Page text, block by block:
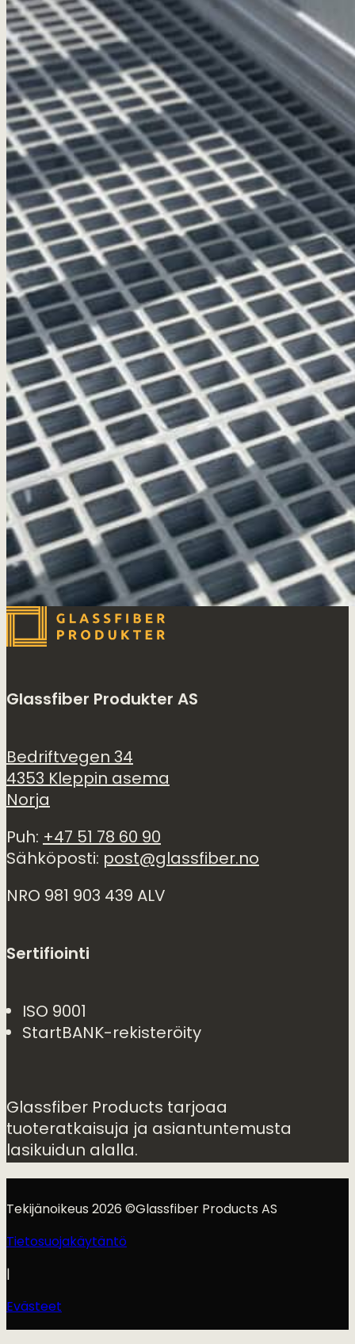
Glassfiber Produkter AS
Bedriftvegen 34
4353 Kleppin asema
Norja
Puh:+47 51 78 60 90
Sähköposti: post@glassfiber.no
NRO 981 903 439 ALV
Sertifiointi
ISO 9001
StartBANK-rekisteröity
Glassfiber Products tarjoaa
tuoteratkaisuja ja asiantuntemusta
lasikuidun alalla.
Tekijänoikeus 2026 ©Glassfiber Products AS
Tietosuojakäytäntö
|
Evästeet